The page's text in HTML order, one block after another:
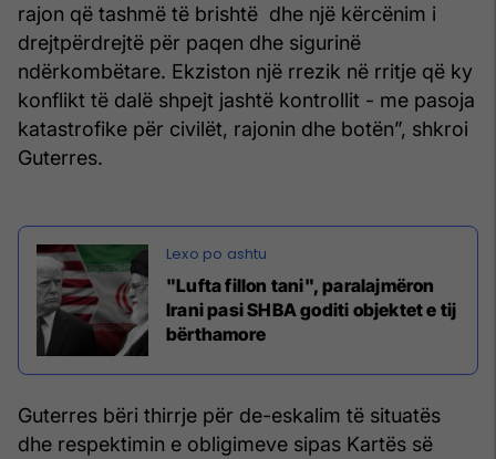
rajon që tashmë të brishtë dhe një kërcënim i
drejtpërdrejtë për paqen dhe sigurinë
ndërkombëtare. Ekziston një rrezik në rritje që ky
konflikt të dalë shpejt jashtë kontrollit - me pasoja
katastrofike për civilët, rajonin dhe botën”, shkroi
Guterres.
"Lufta fillon tani", paralajmëron
Irani pasi SHBA goditi objektet e tij
bërthamore
Guterres bëri thirrje për de-eskalim të situatës
dhe respektimin e obligimeve sipas Kartës së